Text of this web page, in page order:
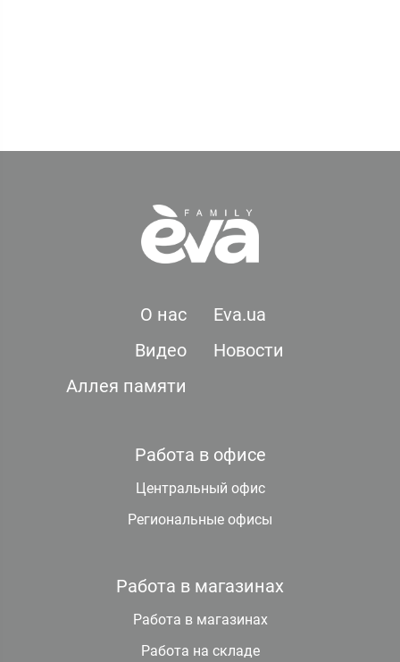
О нас
Eva.ua
Видео
Новости
Аллея памяти
Работа в офисе
Центральный офис
Региональные офисы
Работа в магазинах
Работа в магазинах
Работа на складе